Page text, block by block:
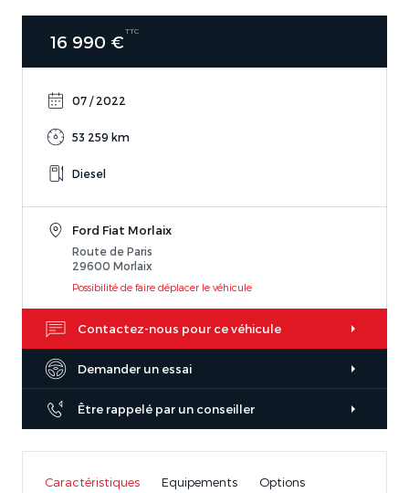
16 990 €
TTC
07 / 2022
53 259 km
Diesel
Ford Fiat Morlaix
Route de Paris
29600 Morlaix
Possibilité de faire déplacer le véhicule
Contactez-nous pour ce véhicule
Demander un essai
Être rappelé par un conseiller
Caractéristiques Equipements Options